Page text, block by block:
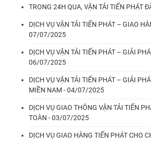
TRONG 24H QUA, VẬN TẢI TIẾN PHÁT
DỊCH VỤ VẬN TẢI TIẾN PHÁT – GIAO
07/07/2025
DỊCH VỤ VẬN TẢI TIẾN PHÁT – GIẢI
06/07/2025
DỊCH VỤ VẬN TẢI TIẾN PHÁT – GIẢI
MIỀN NAM - 04/07/2025
DỊCH VỤ GIAO THÔNG VẬN TẢI TIẾN
TOÀN - 03/07/2025
DỊCH VỤ GIAO HÀNG TIẾN PHÁT CHO